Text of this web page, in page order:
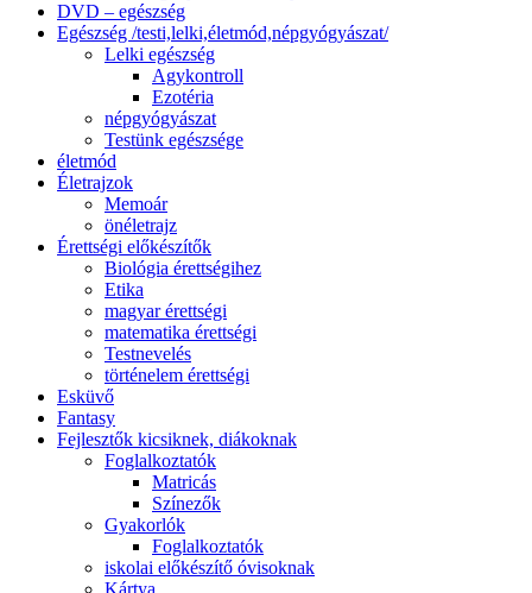
DVD – egészség
Egészség /testi,lelki,életmód,népgyógyászat/
Lelki egészség
Agykontroll
Ezotéria
népgyógyászat
Testünk egészsége
életmód
Életrajzok
Memoár
önéletrajz
Érettségi előkészítők
Biológia érettségihez
Etika
magyar érettségi
matematika érettségi
Testnevelés
történelem érettségi
Esküvő
Fantasy
Fejlesztők kicsiknek, diákoknak
Foglalkoztatók
Matricás
Színezők
Gyakorlók
Foglalkoztatók
iskolai előkészítő óvisoknak
Kártya